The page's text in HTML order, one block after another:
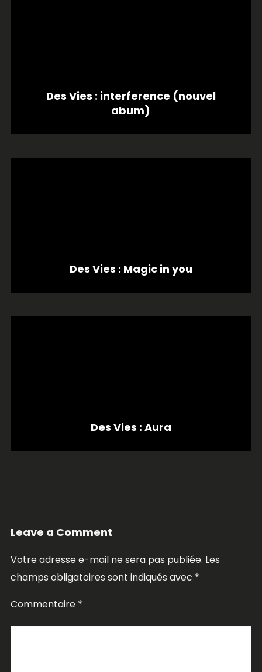
Des Vies : interference (nouvel
abum)
Des Vies : Magic in you
Des Vies : Aura
Leave a Comment
Votre adresse e-mail ne sera pas publiée. Les
champs obligatoires sont indiqués avec *
Commentaire *